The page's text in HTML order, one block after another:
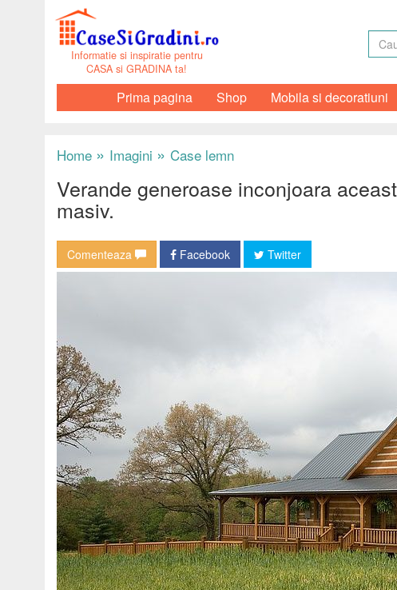
Informatie si inspiratie pentru
CASA si GRADINA ta!
Prima pagina Shop Mobila si decoratiuni
Home » Imagini » Case lemn
Verande generoase inconjoara
masiv.
Comenteaza Facebook Twitter